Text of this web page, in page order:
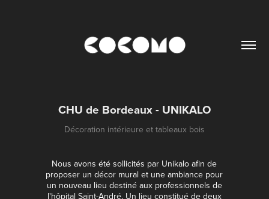
CHU de Bordeaux - UNIKALO
Décoration intérieure et tableaux bois
Nous avons été sollicités par Unikalo afin de
proposer un décor mural et une ambiance pour
un nouveau lieu destiné aux professionnels de
l'hôpital Saint-André. Un lieu constitué de deux